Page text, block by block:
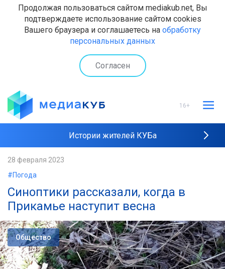
Продолжая пользоваться сайтом mediakub.net, Вы
подтверждаете использование сайтом cookies
Вашего браузера и соглашаетесь на обработку
персональных данных
Согласен
16+
Истории жителей КУБа
28 февраля 2023
#Погода
Синоптики рассказали, когда в
Прикамье наступит весна
Общество